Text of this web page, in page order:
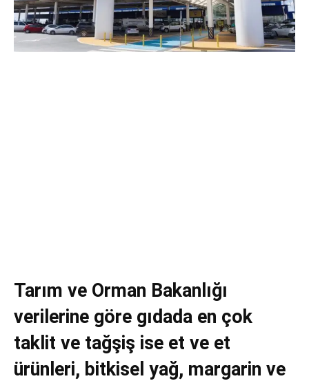
Tarım ve Orman Bakanlığı
verilerine göre gıdada en çok
taklit ve tağşiş ise et ve et
ürünleri, bitkisel yağ, margarin ve